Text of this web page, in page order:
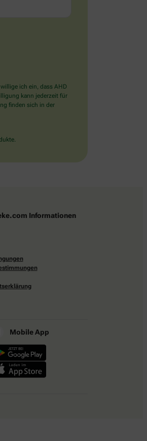
ich ein, dass AHD
kann jederzeit für
finden sich in der
Informationen
Mobile App